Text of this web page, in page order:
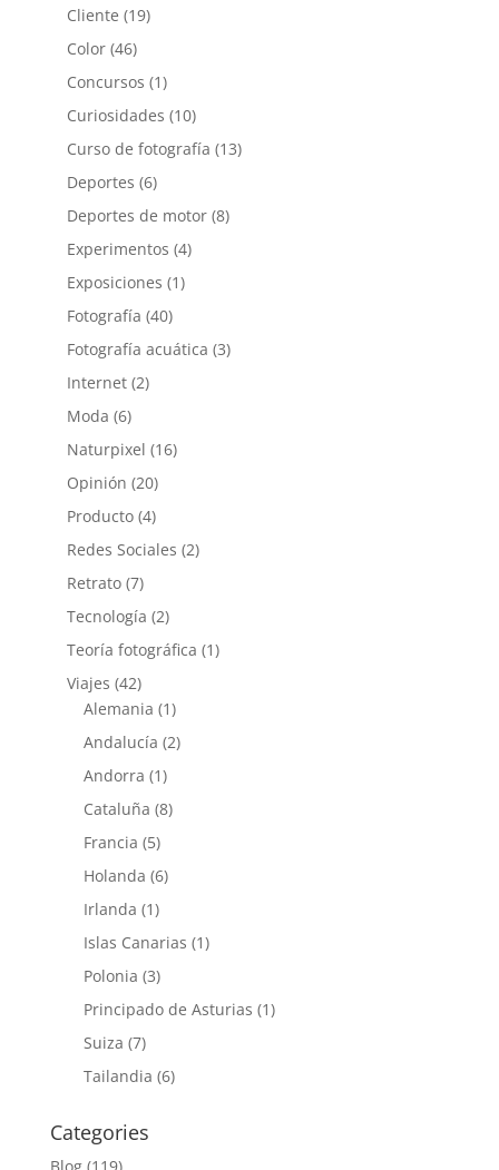
Cliente (19)
Color(46)
Concursos (1)
Curiosidades (10)
Curso de fotografía (13)
Deportes (6)
Deportes de motor(8)
Experimentos (4)
Exposiciones (1)
Fotografía (40)
Fotografía acuática (3)
Internet(2)
Moda (6)
Naturpixel (16)
Opinión (20)
Producto(4)
Redes Sociales (2)
Retrato(7)
Tecnología (2)
Teoría fotográfica (1)
Viajes (42)
Alemania (1)
Andalucía (2)
Andorra (1)
Cataluña (8)
Francia (5)
Holanda (6)
Irlanda (1)
Islas Canarias (1)
Polonia (3)
Principado de Asturias (1)
Suiza (7)
Tailandia (6)
Categories
Blog(119)